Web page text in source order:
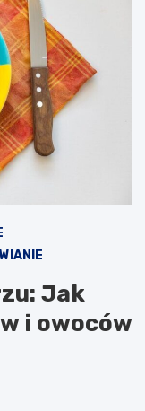
Jak
i owoców